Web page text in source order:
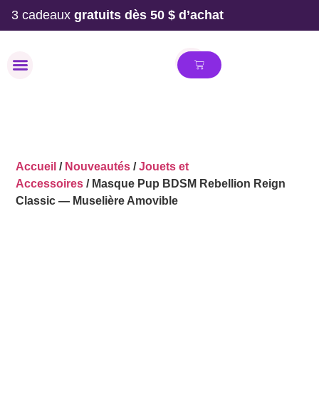
3 cadeaux gratuits dès 50 $ d’achat
Accueil / Nouveautés /Jouets et
Accessoires / Masque Pup BDSM Rebellion Reign
Classic — Muselière Amovible